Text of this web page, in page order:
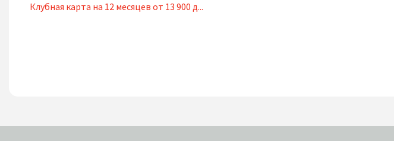
Клубная карта на 12 месяцев от 13 900 д...